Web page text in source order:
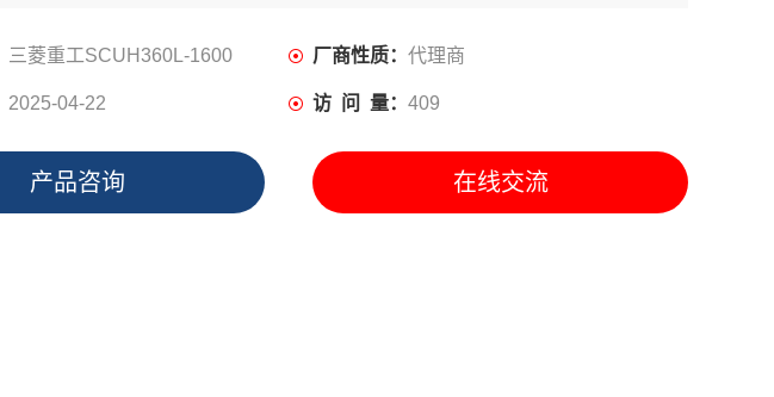
三菱重工SCUH360L-1600 厂商性质： 代理商
2025-04-22 访 问 量： 409
产品咨询 在线交流